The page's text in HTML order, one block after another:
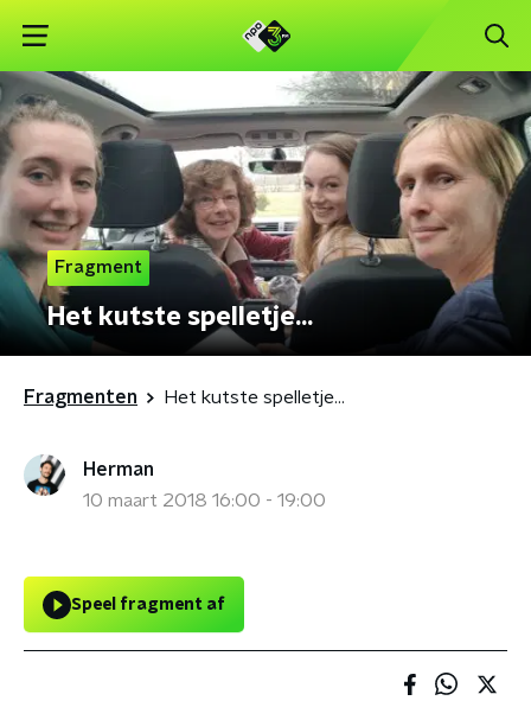
Fragment
Het kutste spelletje...
Fragmenten Het kutste spelletje...
Herman
10 maart 2018 16:00 - 19:00
Speel fragment af